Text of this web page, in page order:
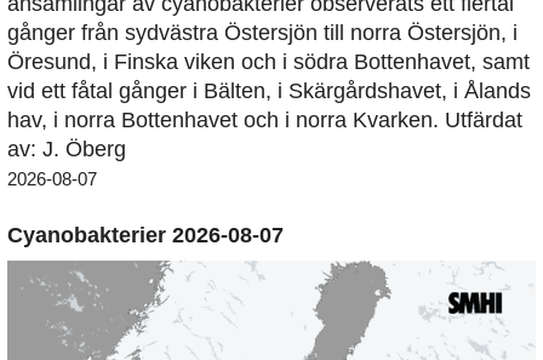
gånger från sydvästra Östersjön till norra Östersjön, i
Öresund, i Finska viken och i södra Bottenhavet, samt
vid ett fåtal gånger i Bälten, i Skärgårdshavet, i Ålands
hav, i norra Bottenhavet och i norra Kvarken. Utfärdat
av: J. Öberg
2026-08-07
Cyanobakterier 2026-08-07